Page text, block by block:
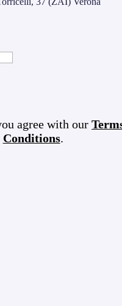
agree with our
Conditions.